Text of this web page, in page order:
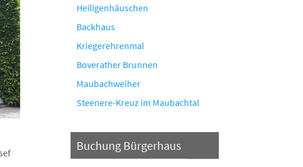
Heiligenhäuschen
Backhaus
Kriegerehrenmal
Boverather Brunnen
Maubachweiher
Steenere-Kreuz im Maubachtal
Buchung Bürgerhaus